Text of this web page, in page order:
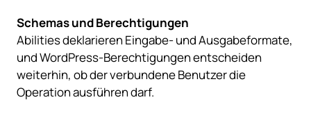
Schemas und Berechtigungen
Abilities deklarieren Eingabe- und Ausgabeformate,
und WordPress-Berechtigungen entscheiden
weiterhin, ob der verbundene Benutzer die
Operation ausführen darf.